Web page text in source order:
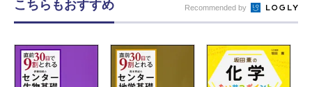
こちらもおすすめ Recommended by